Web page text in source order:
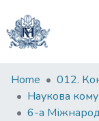
Communities
&
Collections
Home